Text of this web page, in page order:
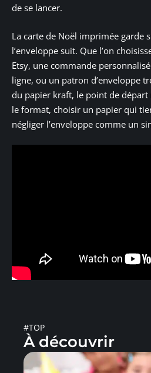
de se lancer.
La carte de Noël imprimée garde
l’enveloppe suit. Que l’on
Etsy, une commande
ligne, ou un patron d’enveloppe
du papier kraft, le point de
le format, choisir un papier qui
négliger l’enveloppe comme un
#TOP
À découvrir